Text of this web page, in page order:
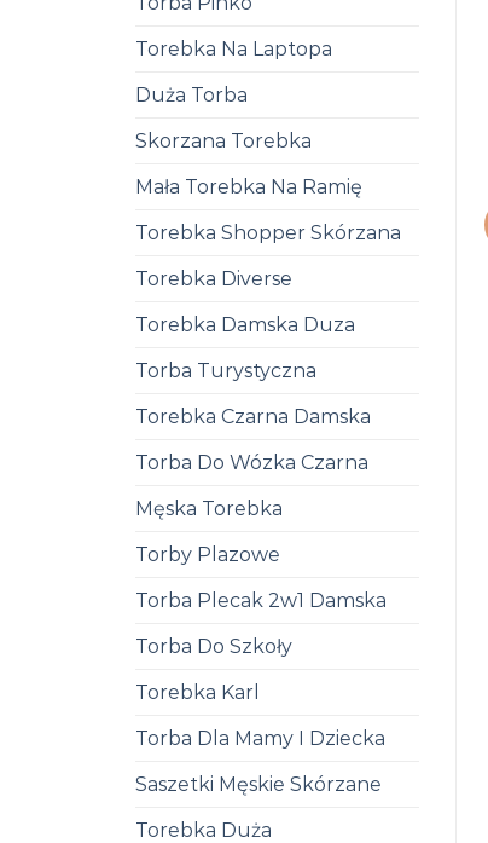
Torebka Na Laptopa
Duża Torba
Skorzana Torebka
Mała Torebka Na Ramię
Torebka Shopper Skórzana
Torebka Diverse
Torebka Damska Duza
Torba Turystyczna
Torebka Czarna Damska
Torba Do Wózka Czarna
Męska Torebka
Torby Plazowe
Torba Plecak 2w1 Damska
Torba Do Szkoły
Torebka Karl
Torba Dla Mamy I Dziecka
Saszetki Męskie Skórzane
Torebka Duża